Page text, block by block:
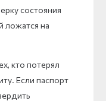
состояния
ложатся на
кто потерял
Если паспорт